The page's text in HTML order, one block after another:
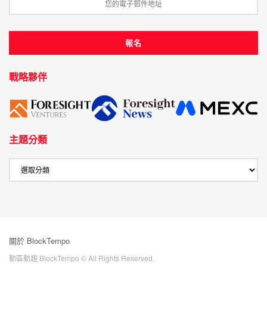
戰略夥伴
主題分類
關於 BlockTempo
動區動趨 BlockTempo © All Rights Reserved.